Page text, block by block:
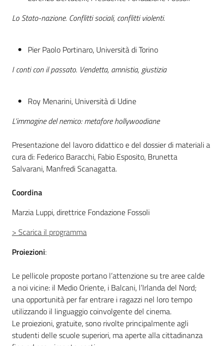
Lo Stato-nazione. Conflitti sociali, conflitti violenti.
Pier Paolo Portinaro, Università di Torino
I conti con il passato. Vendetta, amnistia, giustizia
Roy Menarini, Università di Udine
L’immagine del nemico: metafore hollywoodiane
Presentazione del lavoro didattico e del dossier di materiali a
cura di: Federico Baracchi, Fabio Esposito, Brunetta
Salvarani, Manfredi Scanagatta.
Coordina
Marzia Luppi, direttrice Fondazione Fossoli
> Scarica il programma
Proiezioni:
Le pellicole proposte portano l’attenzione su tre aree calde
a noi vicine: il Medio Oriente, i Balcani, l’Irlanda del Nord;
una opportunità per far entrare i ragazzi nel loro tempo
utilizzando il linguaggio coinvolgente del cinema.
Le proiezioni, gratuite, sono rivolte principalmente agli
studenti delle scuole superiori, ma aperte alla cittadinanza